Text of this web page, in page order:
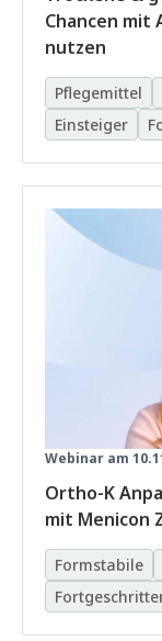
Chancen mit
nutzen
Pflegemittel
Einsteiger
Webinar am
Ortho-K
mit Menicon
Formstabile